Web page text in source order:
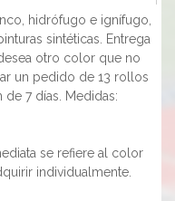
hidrófugo e ignífugo,
sintéticas. Entrega
otro color que no
un pedido de 13 rollos
7 días. Medidas:
se refiere al color
individualmente.